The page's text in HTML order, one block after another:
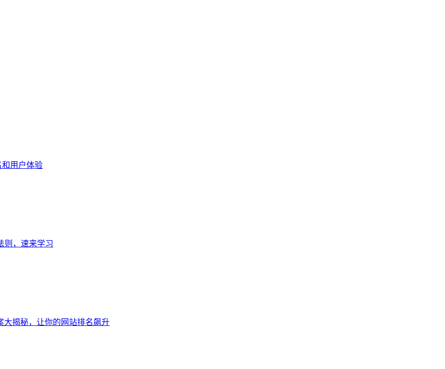
和用户体验
则，速来学习
大揭秘，让你的网站排名飙升